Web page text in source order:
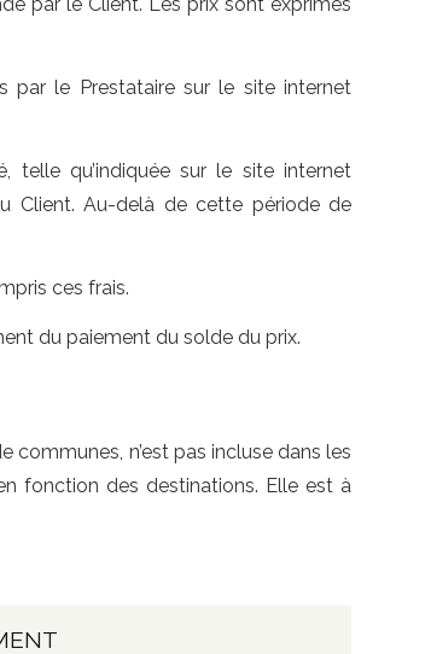
par le Client. Les prix sont exprimés
par le Prestataire sur le site internet
telle qu’indiquée sur le site internet
Client. Au-delà de cette période de
ces frais.
du paiement du solde du prix.
n’est pas incluse dans les
fonction des destinations. Elle est à